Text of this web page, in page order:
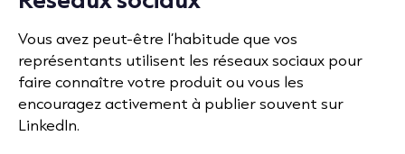
Vous avez peut-être l’habitude que vos
représentants utilisent les réseaux sociaux pour
faire connaître votre produit ou vous les
encouragez activement à publier souvent sur
LinkedIn.